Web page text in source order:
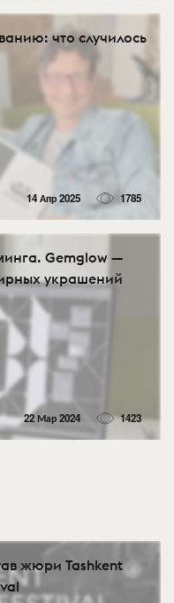
что случилось
14 Апр 2025 1785
Gemglow —
украшений
22 Мар 2024 1423
жюри Tashkent